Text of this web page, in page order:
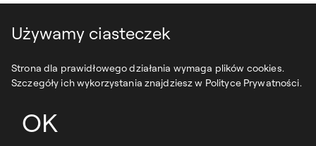
Używamy ciasteczek
Strona dla prawidłowego działania wymaga plików cookies.
Szczegóły ich wykorzystania znajdziesz w Polityce Prywatności.
OK
projekt: syfonstudio